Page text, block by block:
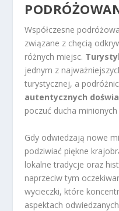
Współczesne
związane z chęcią
różnych miejsc.
jednym z
turystycznej, a
autentycznych
poczuć ducha minionych
Gdy odwiedzają nowe
podziwiać piękne
lokalne tradycje oraz
naprzeciw tym
wycieczki, które
aspektach